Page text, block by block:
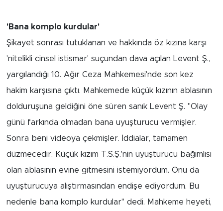
'Bana komplo kurdular'
Şikayet sonrası tutuklanan ve hakkında öz kızına karşı
'nitelikli cinsel istismar' suçundan dava açılan Levent Ş.,
yargılandığı 10. Ağır Ceza Mahkemesi'nde son kez
hakim karşısına çıktı. Mahkemede küçük kızının ablasının
dolduruşuna geldiğini öne süren sanık Levent Ş. "Olay
günü farkında olmadan bana uyuşturucu vermişler.
Sonra beni videoya çekmişler. İddialar, tamamen
düzmecedir. Küçük kızım T.S.Ş.'nin uyuşturucu bağımlısı
olan ablasının evine gitmesini istemiyordum. Onu da
uyuşturucuya alıştırmasından endişe ediyordum. Bu
nedenle bana komplo kurdular" dedi. Mahkeme heyeti,